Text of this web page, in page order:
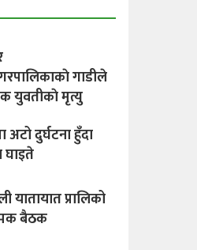
गाडीले
युवतीकाे मृत्यु
अटो दुर्घटना हुँदा
घाइते
यातायात प्रालिको
बैठक